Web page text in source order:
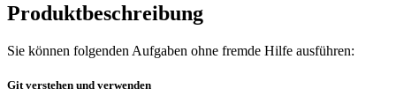
Produktbeschreibung
Sie können folgenden Aufgaben ohne fremde Hilfe ausführen:
Git verstehen und verwenden